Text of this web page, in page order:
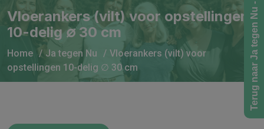
Vloerankers (vilt) voor opstellingen
10-delig ∅ 30 cm
Home Ja tegen Nu
Vloerankers (vilt) voor
opstellingen 10-delig ∅ 30 cm
Terug naar Ja tegen Nu - Home